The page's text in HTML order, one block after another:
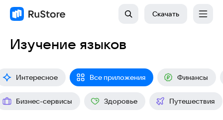
Скачать
Изучение языков
Интересное Все приложения Финансы
Бизнес-сервисы Здоровье Путешествия